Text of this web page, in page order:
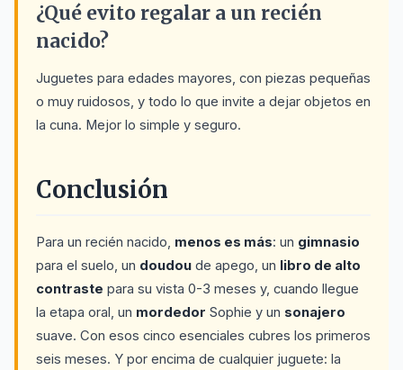
¿Qué evito regalar a un recién
nacido?
Juguetes para edades mayores, con piezas pequeñas
o muy ruidosos, y todo lo que invite a dejar objetos en
la cuna. Mejor lo simple y seguro.
Conclusión
Para un recién nacido, menos es más: un gimnasio
para el suelo, un doudou de apego, un libro de alto
contraste para su vista 0-3 meses y, cuando llegue
la etapa oral, un mordedor Sophie y un sonajero
suave. Con esos cinco esenciales cubres los primeros
seis meses. Y por encima de cualquier juguete: la